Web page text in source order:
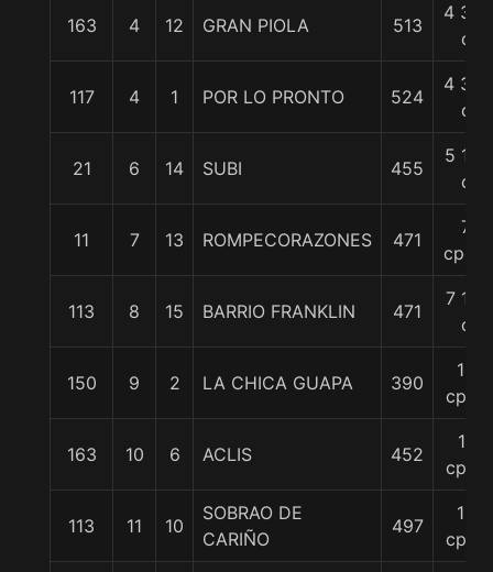
163 4 12 GRAN PIOLA 513
4 3/4
c
117 4 1 POR LO PRONTO 524
4 3/4
c
21 6 14 SUBI 455
5 1/4
c
11 7 13 ROMPECORAZONES 471
7
cpos.
113 8 15 BARRIO FRANKLIN 471
7 1/4
c
150 9 2 LA CHICA GUAPA 390
10
cpos
163 10 6 ACLIS 452
11
cpos
113 11 10
SOBRAO DE
CARIÑO
497
12
cpos